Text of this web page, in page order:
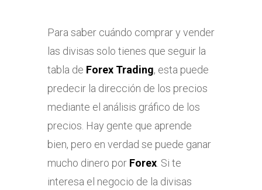
Para saber cuándo comprar y vender
las divisas solo tienes que seguir la
tabla de Forex Trading, esta puede
predecir la dirección de los precios
mediante el análisis gráfico de los
precios. Hay gente que aprende
bien, pero en verdad se puede ganar
mucho dinero por Forex. Si te
interesa el negocio de la divisas